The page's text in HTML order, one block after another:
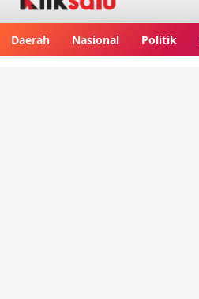
Daerah Nasional Politik